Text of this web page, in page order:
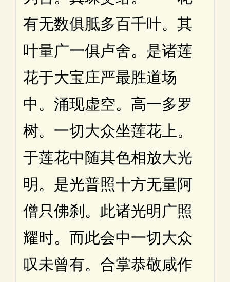
有无数俱胝多百千叶。其
叶量广一俱卢舍。是诸莲
花于大宝庄严最胜道场
中。涌现虚空。高一多罗
树。一切大众坐莲花上。
于莲花中随其色相放大光
明。是光普照十方无量阿
僧只佛刹。此诸光明广照
耀时。而此会中一切大众
叹未曾有。合掌恭敬咸作